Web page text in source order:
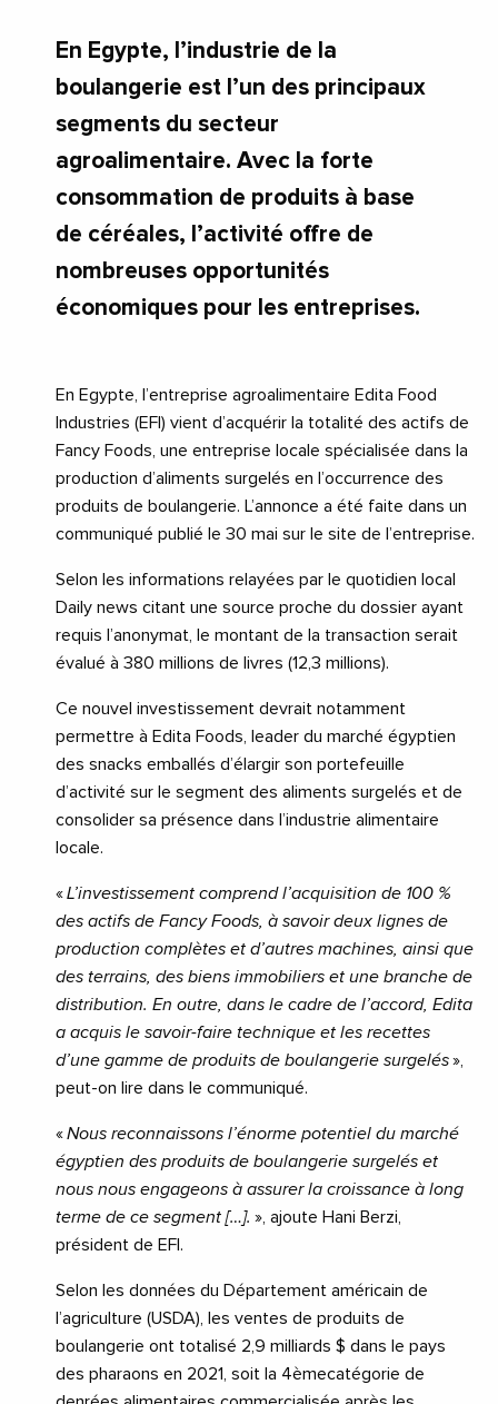
En Egypte, l’industrie de la
boulangerie est l’un des principaux
segments du secteur
agroalimentaire. Avec la forte
consommation de produits à base
de céréales, l’activité offre de
nombreuses opportunités
économiques pour les entreprises.
En Egypte, l’entreprise agroalimentaire Edita Food
Industries (EFI) vient d’acquérir la totalité des actifs de
Fancy Foods, une entreprise locale spécialisée dans la
production d’aliments surgelés en l’occurrence des
produits de boulangerie. L’annonce a été faite dans un
communiqué publié le 30 mai sur le site de l’entreprise.
Selon les informations relayées par le quotidien local
Daily news citant une source proche du dossier ayant
requis l’anonymat, le montant de la transaction serait
évalué à 380 millions de livres (12,3 millions).
Ce nouvel investissement devrait notamment
permettre à Edita Foods, leader du marché égyptien
des snacks emballés d’élargir son portefeuille
d’activité sur le segment des aliments surgelés et de
consolider sa présence dans l’industrie alimentaire
locale.
«L’investissement comprend l’acquisition de 100 %
des actifs de Fancy Foods, à savoir deux lignes de
production complètes et d’autres machines, ainsi que
des terrains, des biens immobiliers et une branche de
distribution. En outre, dans le cadre de l’accord, Edita
a acquis le savoir-faire technique et les recettes
d’une gamme de produits de boulangerie surgelés»,
peut-on lire dans le communiqué.
«Nous reconnaissons l’énorme potentiel du marché
égyptien des produits de boulangerie surgelés et
nous nous engageons à assurer la croissance à long
terme de ce segment […]. », ajoute Hani Berzi,
président de EFI.
Selon les données du Département américain de
l’agriculture (USDA), les ventes de produits de
boulangerie ont totalisé 2,9 milliards $ dans le pays
des pharaons en 2021, soit la 4èmecatégorie de